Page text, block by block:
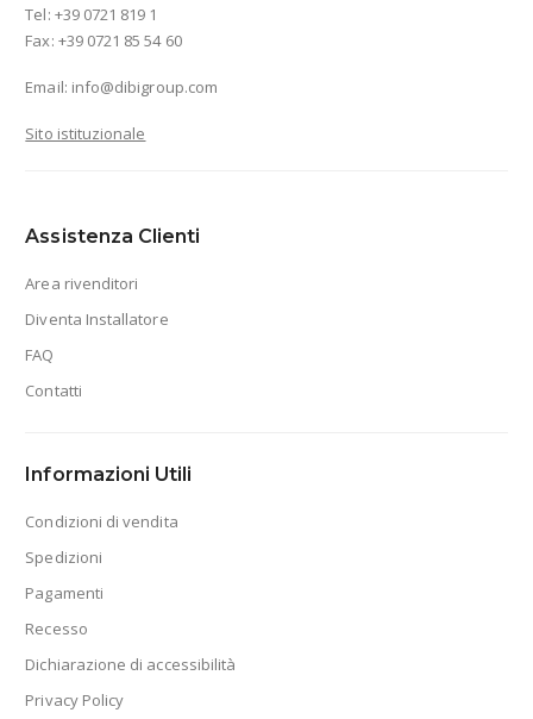
Tel: +39 0721 819 1
Fax: +39 0721 85 54 60
Email: info@dibigroup.com
Sito istituzionale
Assistenza Clienti
Area rivenditori
Diventa Installatore
FAQ
Contatti
Informazioni Utili
Condizioni di vendita
Spedizioni
Pagamenti
Recesso
Dichiarazione di accessibilità
Privacy Policy